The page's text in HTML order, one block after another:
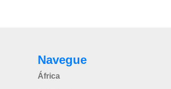
Navegue
África